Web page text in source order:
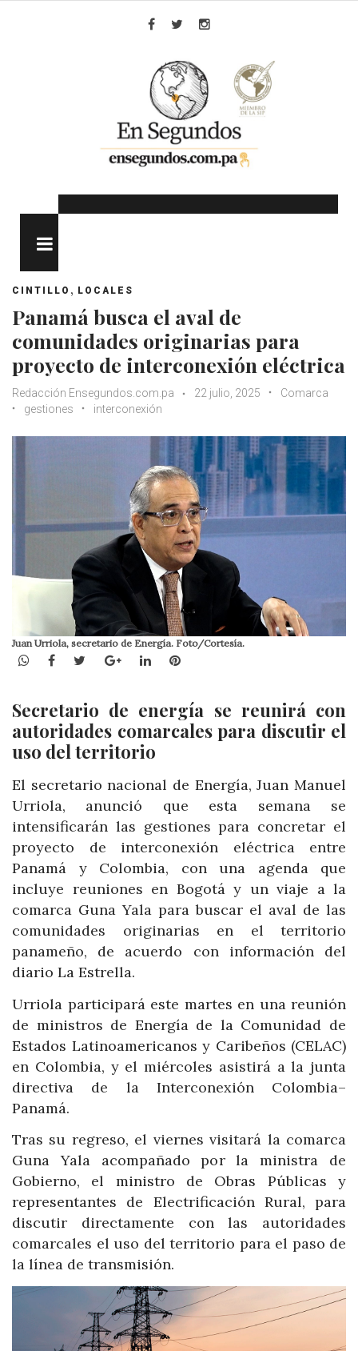
CINTILLO , LOCALES
Panamá busca el aval de
comunidades originarias para
proyecto de interconexión eléctrica
Redacción Ensegundos.com.pa 22 julio, 2025
Comarca
gestiones
interconexión
Juan Urriola, secretario de Energía. Foto/Cortesía.
WhatsApp
Facebook
TwitterGoogle+LinkedInPinterest
Secretario de energía se reunirá con
autoridades comarcales para discutir el
uso del territorio
El secretario nacional de Energía, Juan Manuel
Urriola, anunció que esta semana se
intensificarán las gestiones para concretar el
proyecto de interconexión eléctrica entre
Panamá y Colombia, con una agenda que
incluye reuniones en Bogotá y un viaje a la
comarca Guna Yala para buscar el aval de las
comunidades originarias en el territorio
panameño, de acuerdo con información del
diario La Estrella.
Urriola participará este martes en una reunión
de ministros de Energía de la Comunidad de
Estados Latinoamericanos y Caribeños (CELAC)
en Colombia, y el miércoles asistirá a la junta
directiva de la Interconexión Colombia–
Panamá.
Tras su regreso, el viernes visitará la comarca
Guna Yala acompañado por la ministra de
Gobierno, el ministro de Obras Públicas y
representantes de Electrificación Rural, para
discutir directamente con las autoridades
comarcales el uso del territorio para el paso de
la línea de transmisión.